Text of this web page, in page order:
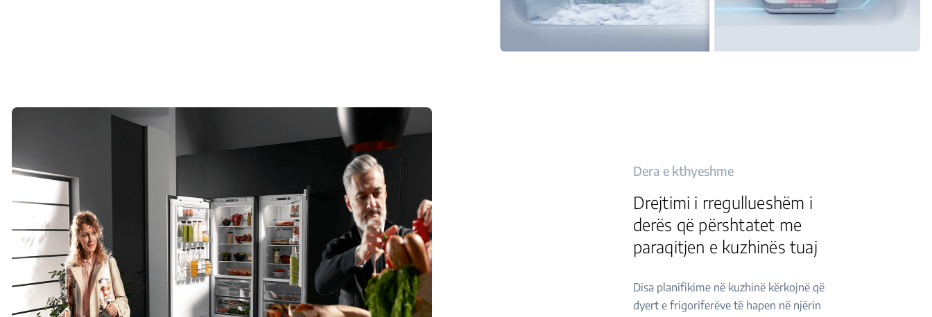
Dera e kthyeshme
Drejtimi i rregullueshëm i
derës që përshtatet me
paraqitjen e kuzhinës tuaj
Disa planifikime në kuzhinë kërkojnë që
dyert e frigoriferëve të hapen në njërin